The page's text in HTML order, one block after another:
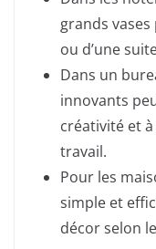
grands vases
ou d’une
Dans un
innovants
créativité et
travail.
Pour les
simple et
décor selon